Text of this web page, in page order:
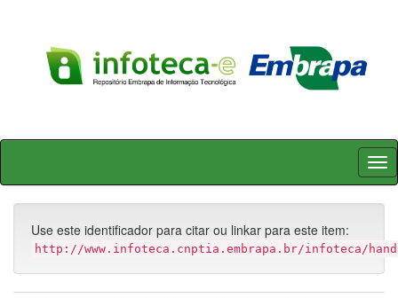
Skip
Use este identificador para citar ou linkar para este item:
http://www.infoteca.cnptia.embrapa.br/infoteca/